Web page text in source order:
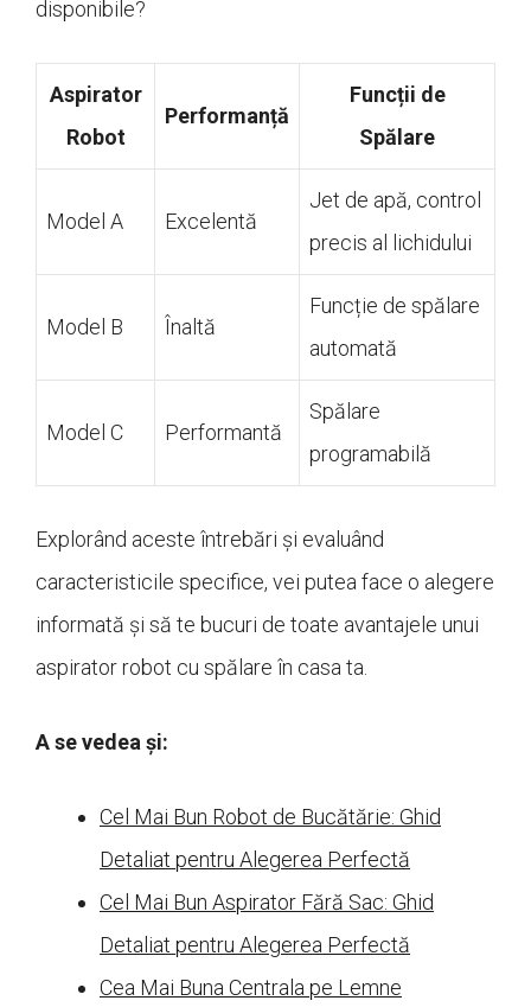
disponibile?
Aspirator
Robot
Performanță
Funcții de
Spălare
Model A Excelentă
Jet de apă, control
precis al lichidului
Model B Înaltă
Funcție de spălare
automată
Model C Performantă
Spălare
programabilă
Explorând aceste întrebări și evaluând
caracteristicile specifice, vei putea face o alegere
informată și să te bucuri de toate avantajele unui
aspirator robot cu spălare în casa ta.
A se vedea și:
Cel Mai Bun Robot de Bucătărie: Ghid
Detaliat pentru Alegerea Perfectă
Cel Mai Bun Aspirator Fără Sac: Ghid
Detaliat pentru Alegerea Perfectă
Cea Mai Buna Centrala pe Lemne